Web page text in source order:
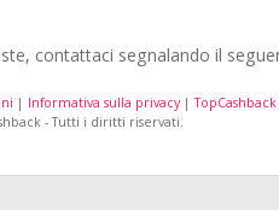
contattaci segnalando il
| Informativa sulla privacy |TopCashback
- Tutti i diritti riservati.